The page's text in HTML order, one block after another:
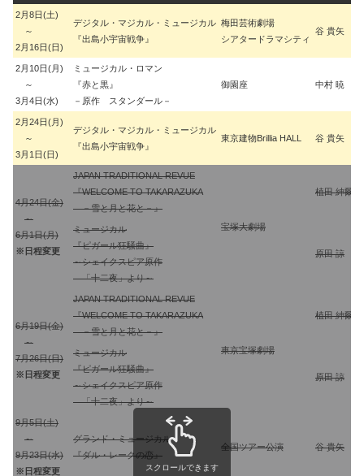
2月8日(土)
～
2月16日(日)
デジタル・マジカル・ミュージカル
『出島小宇宙戦争』
梅田芸術劇場
シアタードラマシティ
谷 貴矢
2月10日(月)
～
3月4日(水)
ミュージカル・ロマン
『赤と黒』
－原作 スタンダール－
御園座 中村 暁
2月24日(月)
～
3月1日(日)
デジタル・マジカル・ミュージカル
『出島小宇宙戦争』
東京建物Brillia HALL 谷 貴矢
4月24日(金)
～
6月1日(月)
※日程変更
JAPAN TRADITIONAL REVUE
『WELCOME TO TAKARAZUKA
－雪と月と花と－』
宝塚大劇場
植田 紳爾
ミュージカル
『ピガール狂騒曲』
～シェイクスピア原作
「十二夜」より～
原田 諒
6月19日(金)
～
7月26日(日)
※日程変更
JAPAN TRADITIONAL REVUE
『WELCOME TO TAKARAZUKA
－雪と月と花と－』
東京宝塚劇場
植田 紳爾
ミュージカル
『ピガール狂騒曲』
～シェイクスピア原作
「十二夜」より～
原田 諒
9月5日(土)
～
9月23日(水)
※日程変更
グランド・ミュージカル
『ダル・レークの恋』
全国ツアー公演 谷 貴矢
スクロールできます